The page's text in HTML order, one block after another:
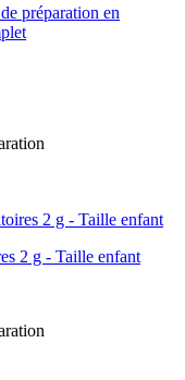
2 g - Taille enfant